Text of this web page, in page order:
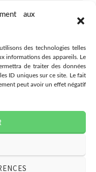
aux
des technologies telles
informations des appareils. Le
de traiter des données
ID uniques sur ce site. Le fait
peut avoir un effet négatif